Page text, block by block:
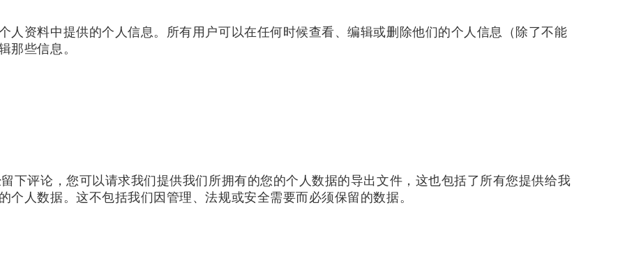
人资料中提供的个人信息。所有用户可以在任何时候查看、编辑或删除他们的个人信息（除了不能
那些信息。
下评论，您可以请求我们提供我们所拥有的您的个人数据的导出文件，这也包括了所有您提供给我
人数据。这不包括我们因管理、法规或安全需要而必须保留的数据。